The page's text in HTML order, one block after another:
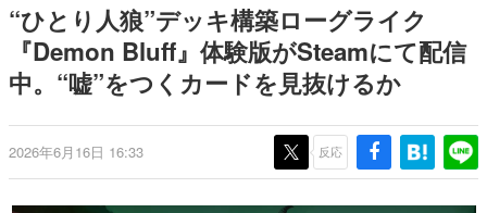
きます。
赫本
この物語を解いてはいけない。『赫本』は、〈試験問題〉
の形をした短編ホラー小説集です。
これからのデジタルゲーム市場を担う若きクリエイター達
の姿を追い、彼らのルーツと情熱を探っていきます。
の浜口直樹氏が登壇する予定
“ひとり人狼”デッキ構築ローグライク
『Demon Bluff』体験版がSteamにて配信
中。“嘘”をつくカードを見抜けるか
2026年6月16日 16:33 反応